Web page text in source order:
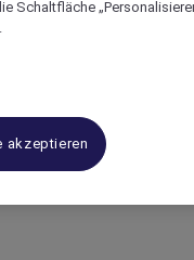
Schaltfläche
akzeptieren